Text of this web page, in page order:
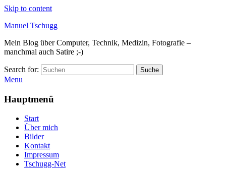
Skip to content
Manuel Tschugg
Mein Blog über Computer, Technik, Medizin, Fotografie –
manchmal auch Satire ;-)
Search for: Suche
Menu
Hauptmenü
Start
Über mich
Bilder
Kontakt
Impressum
Tschugg-Net